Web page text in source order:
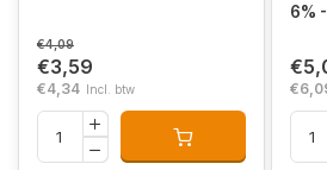
€4,09
€3,59
€4,34 Incl. btw
6%